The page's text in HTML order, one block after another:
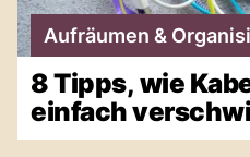
Aufräumen &
8 Tipps, wie
einfach